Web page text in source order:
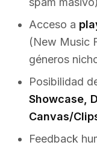
Acceso a
(New Music
géneros
Posibilidad
Showcase,
Canvas/
Feedback